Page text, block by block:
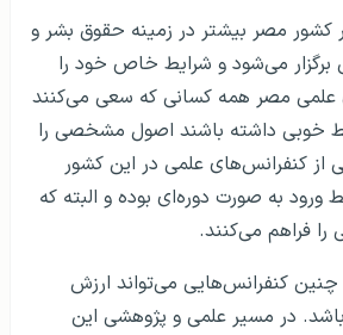
کشور مصر بیشتر در زمینه حقوق بشر و
می‌شود و شرایط خاص خود را
علمی مصر همه کسانی که سعی می‌کنند
خوبی داشته باشند اصول مشخصی را
از کنفرانس‌های علمی در این کشور
ورود به صورت دوره‌ای بوده و البته که
فراهم می‌کنند.
کنفرانس‌هایی می‌تواند ارزش
در مسیر علمی و پژوهشی این